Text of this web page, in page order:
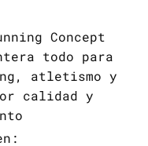
Concept
todo para
atletismo y
calidad y